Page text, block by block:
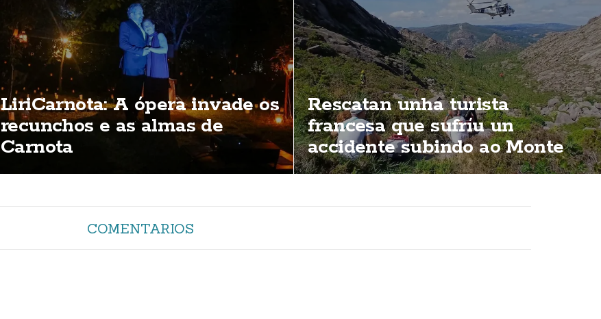
LiriCarnota: A ópera invade os
recunchos e as almas de
Carnota
Rescatan unha turista
francesa que sufríu un
accidente subindo ao Monte
Pindo
COMENTARIOS